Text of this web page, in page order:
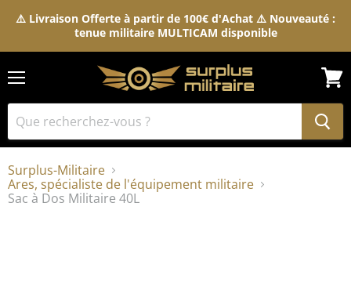
⚠️ Livraison Offerte à partir de 100€ d'Achat ⚠️ Nouveauté :
tenue militaire MULTICAM disponible
le
Surplus-Militaire
Ares, spécialiste de l'équipement militaire
Sac à Dos Militaire 40L